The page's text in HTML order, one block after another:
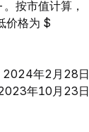
按市值计算，
价格为 $
2024年2月28日
年10月23日